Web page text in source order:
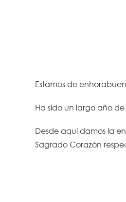
Estamos de
Ha sido un largo año
Desde aquí damos la
Sagrado Corazón